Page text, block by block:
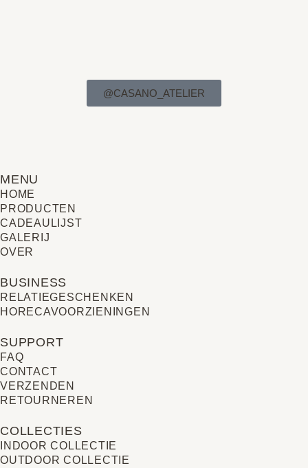
@CASANO_ATELIER
MENU
HOME
PRODUCTEN
CADEAULIJST
GALERIJ
OVER
BUSINESS
RELATIE­GESCHENKEN
HORECAVOORZIENINGEN
SUPPORT
FAQ
CONTACT
VERZENDEN
RETOURNEREN
COLLECTIES
INDOOR COLLECTIE
OUTDOOR COLLECTIE